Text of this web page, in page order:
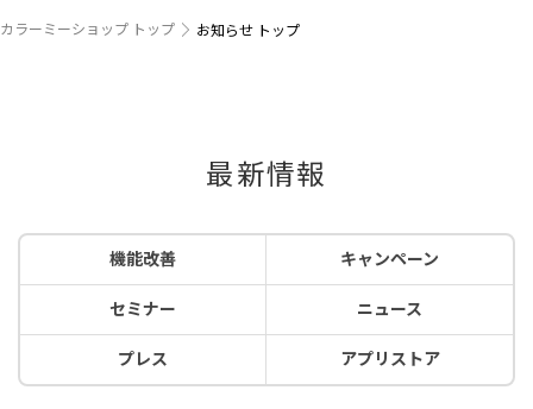
カラーミーショップ トップ お知らせ トップ
最新情報
機能改善 キャンペーン
セミナー ニュース
プレス アプリストア